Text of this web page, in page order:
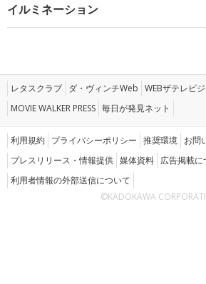
イルミネーション
レタスクラブ ダ・ヴィンチWeb WEBザテレビ
MOVIE WALKER PRESS 毎日が発見ネット
利用規約 プライバシーポリシー 推奨環境 お問
プレスリリース・情報提供 媒体資料 広告掲載に
利用者情報の外部送信について
©KADOKAWA